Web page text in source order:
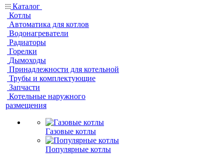
Каталог
Котлы
Автоматика для котлов
Водонагреватели
Радиаторы
Горелки
Дымоходы
Принадлежности для котельной
Трубы и комплектующие
Запчасти
Котельные наружного
размещения
Газовые котлы
Популярные котлы